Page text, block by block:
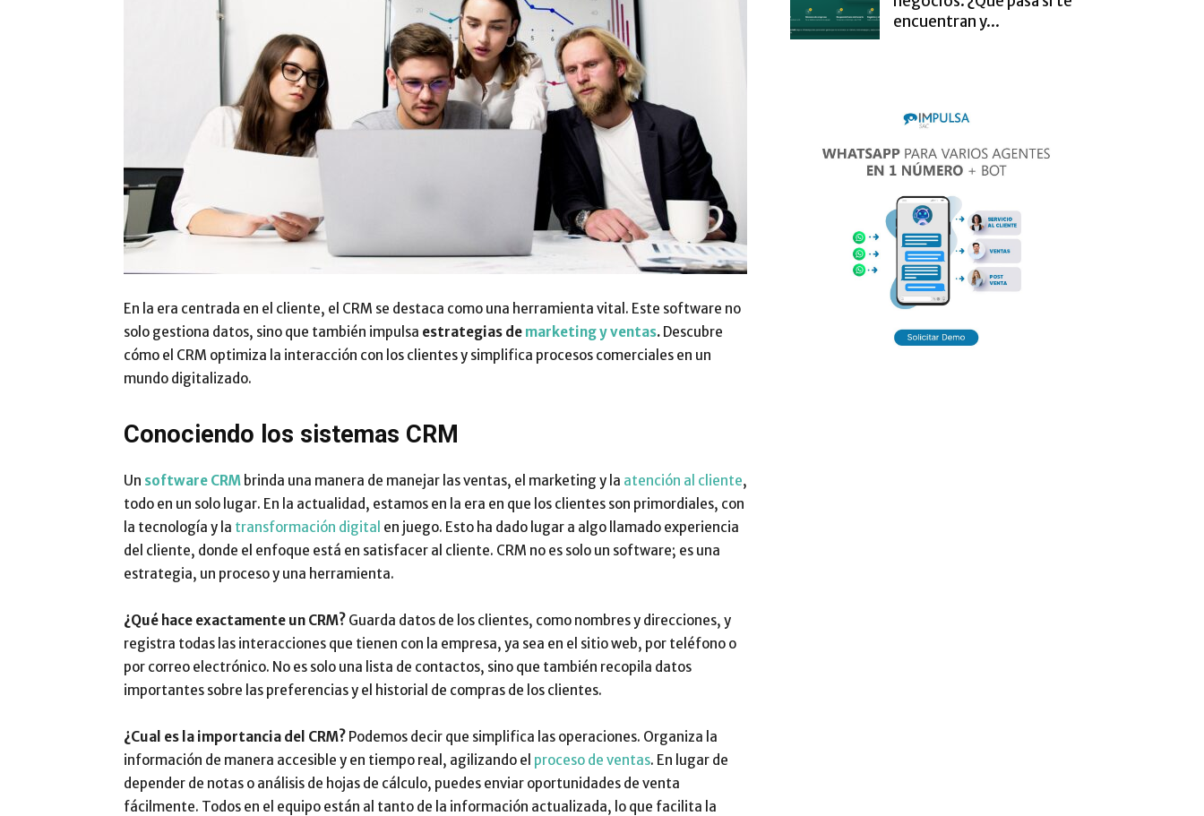
y
Digitalización
–
En la era centrada en el cliente, el CRM se destaca como una herramienta vital. Este software no
solo gestiona datos, sino que también impulsa estrategias de marketing y ventas. Descubre
cómo el CRM optimiza la interacción con los clientes y simplifica procesos comerciales en un
mundo digitalizado.
Conociendo los sistemas CRM
Un software CRM brinda una manera de manejar las ventas, el marketing y la atención al cliente,
todo en un solo lugar. En la actualidad, estamos en la era en que los clientes son primordiales, con
la tecnología y la transformación digital en juego. Esto ha dado lugar a algo llamado experiencia
del cliente, donde el enfoque está en satisfacer al cliente. CRM no es solo un software; es una
estrategia, un proceso y una herramienta.
¿Qué hace exactamente un CRM? Guarda datos de los clientes, como nombres y direcciones, y
registra todas las interacciones que tienen con la empresa, ya sea en el sitio web, por teléfono o
por correo electrónico. No es solo una lista de contactos, sino que también recopila datos
importantes sobre las preferencias y el historial de compras de los clientes.
¿Cual es la importancia del CRM? Podemos decir que simplifica las operaciones. Organiza la
información de manera accesible y en tiempo real, agilizando el proceso de ventas. En lugar de
depender de notas o análisis de hojas de cálculo, puedes enviar oportunidades de venta
fácilmente. Todos en el equipo están al tanto de la información actualizada, lo que facilita la
encuentran y...